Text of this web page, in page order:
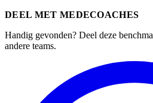
DEEL MET MEDECOACHES
Handig gevonden? Deel deze
andere teams.